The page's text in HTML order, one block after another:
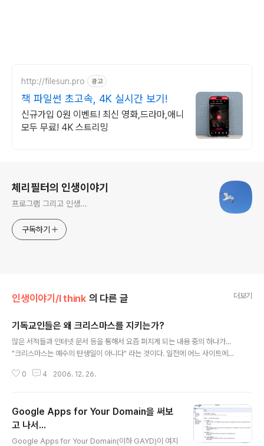
http://filesun.pro 광고
책 파일썬 초고속, 4K 실시간 보기!
신규가입 0원 이벤트! 최신 영화,드라마,애니
모두 무료! 4K 스트리밍
체리필터의 인생이야기
프로그램 그리고 인생...
구독하기
인생이야기/I think 의 다른 글 더보기
기독교인들은 왜 크리스마스를 지키는가?
많은 서적들과 인터넷 문서 등을 통해서 요즘 퍼지게 되는 내용 중의 하나가...
"크리스마스는 예수의 탄생일이 아니다" 라는 것이다. 일전에 어느 사이트에서
많이들 알고 있다. 하지만, 해당 사실을 분명히 해 두기 위해 다음과 같은 내용을
업주의에 파묻히고 있다고 불평하는 이 축제는 그리스도교가 흡수한 이교 축제
에 그 근원을 두고 있다.” “크 리스마스를 예수 그리스도의 탄생일로 지킨 것으
로 보고된 첫 번째 사례는 예수의 탄생이 있은 후로 300년 이상이 지나서였다.
0 4 2006. 12. 26.
Google Apps for Your Domain을 써보
고 나서...
Google Apps for Your Domain(이하 GAYD)이 여지